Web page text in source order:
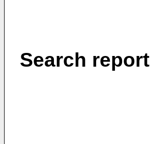
Search report